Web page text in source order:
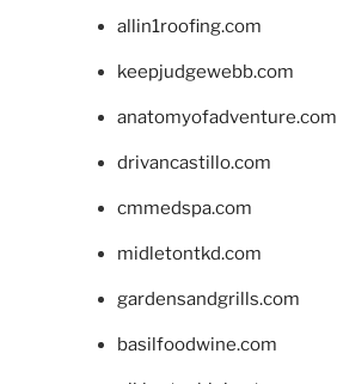
allin1roofing.com
keepjudgewebb.com
anatomyofadventure.com
drivancastillo.com
cmmedspa.com
midletontkd.com
gardensandgrills.com
basilfoodwine.com